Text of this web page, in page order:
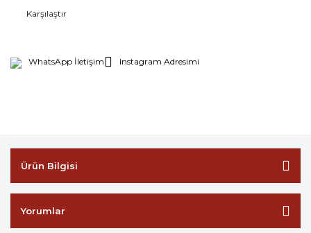
Karşılaştır
WhatsApp İletişim Instagram Adresimi
Ürün Bilgisi
Yorumlar